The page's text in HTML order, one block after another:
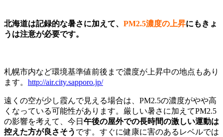
北海道は記録的な暑さに加えて、 PM2.5濃度の上昇にもきょ
うは注意が必要です。
札幌市内など環境基準値前後まで濃度が上昇中の地点もあり
ます。 http://air.city.sapporo.jp/
遠くの空が少し霞んで見える場合は、PM2.5の濃度がやや高
くなっている可能性があります。厳しい暑さに加えてPM2.5
の影響を考えて、今日 午後の屋外での長時間の激しい運動は
控えた方が良さそう です。すぐに健康に害のあるレベルでは